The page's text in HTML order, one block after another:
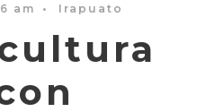
am • Irapuato